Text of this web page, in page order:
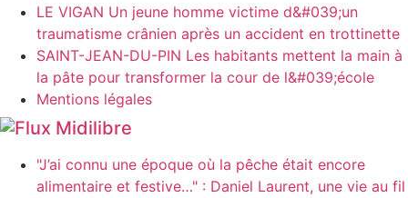
LE VIGAN Un jeune homme victime d&#039;un
traumatisme crânien après un accident en trottinette
SAINT-JEAN-DU-PIN Les habitants mettent la main à
la pâte pour transformer la cour de l&#039;école
Mentions légales
Midilibre
"J’ai connu une époque où la pêche était encore
alimentaire et festive…" : Daniel Laurent, une vie au fil